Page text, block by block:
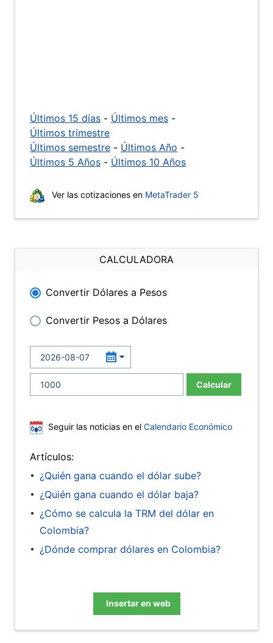
Últimos 15 días - Últimos mes -
Últimos trimestre
Últimos semestre - Últimos Año -
Últimos 5 Años - Últimos 10 Años
Ver las cotizaciones en MetaTrader 5
CALCULADORA
Convertir Dólares a Pesos
Convertir Pesos a Dólares
Calcular
Seguir las noticias en el Calendario Económico
Artículos:
¿Quién gana cuando el dólar sube?
¿Quién gana cuando el dólar baja?
¿Cómo se calcula la TRM del dólar en
Colombia?
¿Dónde comprar dólares en Colombia?
Insertar en web